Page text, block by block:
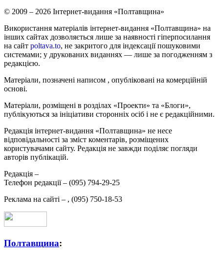
© 2009 – 2026 Інтернет-видання «Полтавщина»
Використання матеріалів інтернет-видання «Полтавщина» на
інших сайтах дозволяється лише за наявності гіперпосилання
на сайт poltava.to, не закритого для індексації пошуковими
системами; у друкованих виданнях — лише за погодженням з
редакцією.
Матеріали, позначені написом , опубліковані на комерційній
основі.
Матеріали, розміщені в розділах «Проекти» та «Блоги»,
публікуються за ініціативи сторонніх осіб і не є редакційними.
Редакція інтернет-видання «Полтавщина» не несе
відповідальності за зміст коментарів, розміщених
користувачами сайту. Редакція не завжди поділяє погляди
авторів публікацій.
Редакція –
Телефон редакції – (095) 794-29-25
Реклама на сайті – , (095) 750-18-53
Полтавщина: